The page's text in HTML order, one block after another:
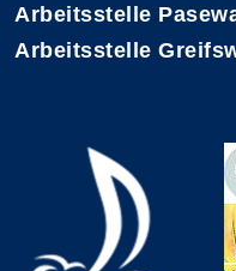
Arbeitsstelle
Arbeitsstelle